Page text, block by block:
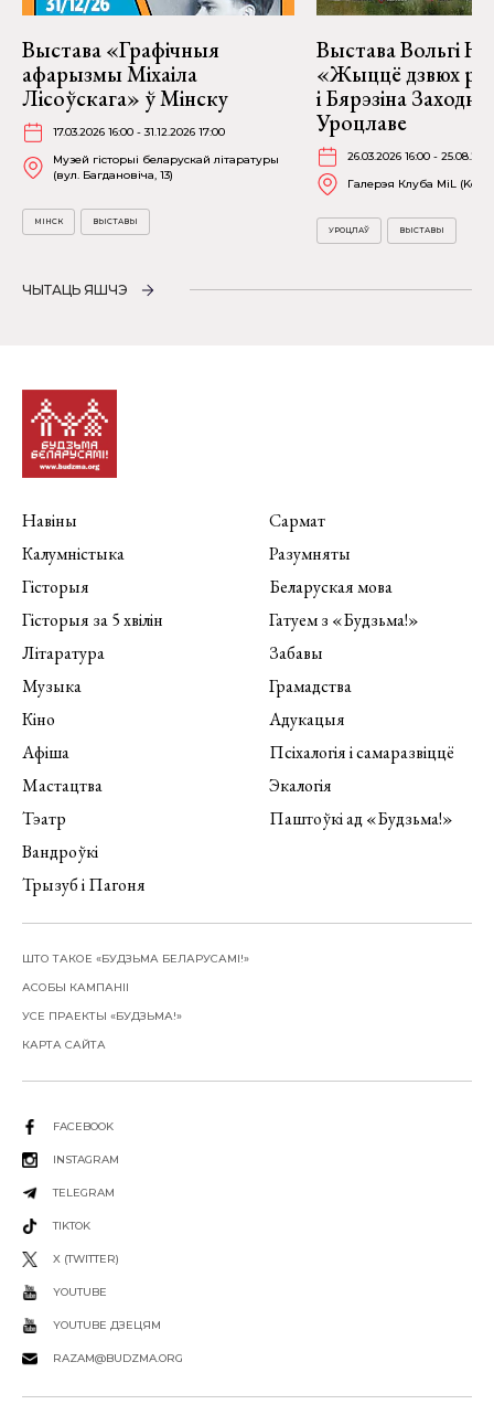
Выстава «Графічныя
афарызмы Міхаіла
Лісоўскага» ў Мінску
17.03.2026 16:00 - 31.12.2026 17:00
Музей гісторыі беларускай літаратуры
(вул. Багдановіча, 13)
МІНСК ВЫСТАВЫ
Выстава Вольгі
«Жыццё дзвюх
і Бярэзіна
Уроцлаве
26.03.2026 16:00 -
Галерэя Клуба MiL
УРОЦЛАЎ ВЫСТАВЫ
ЧЫТАЦЬ ЯШЧЭ
Навіны
Калумністыка
Гісторыя
Гісторыя за 5 хвілін
Літаратура
Музыка
Кіно
Афіша
Мастацтва
Тэатр
Вандроўкі
Трызуб і Пагоня
Сармат
Разумняты
Беларуская мова
Гатуем з «Будзьма!»
Забавы
Грамадства
Адукацыя
Псіхалогія і самаразвіццё
Экалогія
Паштоўкі ад «Будзьма!»
ШТО ТАКОЕ «БУДЗЬМА БЕЛАРУСАМІ!»
АСОБЫ КАМПАНІІ
УСЕ ПРАЕКТЫ «БУДЗЬМА!»
КАРТА САЙТА
FACEBOOK
INSTAGRAM
TELEGRAM
TIKTOK
X (TWITTER)
YOUTUBE
YOUTUBE ДЗЕЦЯМ
RAZAM@BUDZMA.ORG